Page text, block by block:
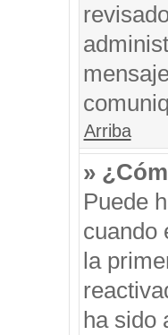
Arriba
»
Puede
cuando
la
ha sido